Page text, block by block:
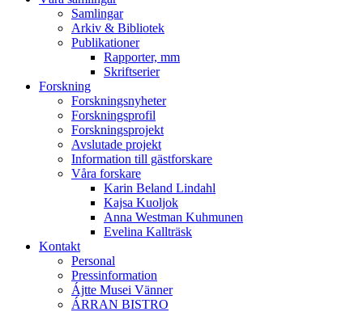
Samlingar
Arkiv & Bibliotek
Publikationer
Rapporter, mm
Skriftserier
Forskning
Forskningsnyheter
Forskningsprofil
Forskningsprojekt
Avslutade projekt
Information till gästforskare
Våra forskare
Karin Beland Lindahl
Kajsa Kuoljok
Anna Westman Kuhmunen
Evelina Kallträsk
Kontakt
Personal
Pressinformation
Ájtte Musei Vänner
ÁRRAN BISTRO